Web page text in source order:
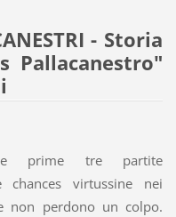
- Storia
Pallacanestro"
prime tre partite
virtussine nei
non perdono un colpo.